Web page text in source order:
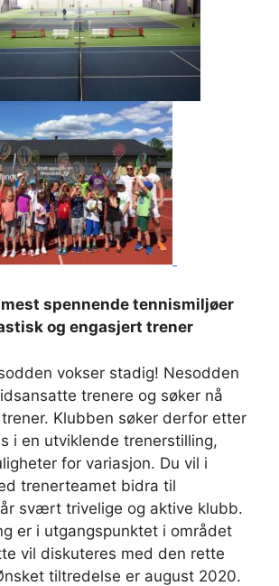
mest spennende tennismiljøer
og engasjert trener
vokser stadig! Nesodden
trenere og søker nå
Klubben søker derfor etter
i en utviklende trenerstilling,
for variasjon. Du vil i
trenerteamet bidra til
svært trivelige og aktive klubb.
er i utgangspunktet i området
vil diskuteres med den rette
tiltredelse er august 2020.